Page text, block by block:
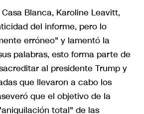
Blanca, Karoline Leavitt,
del informe, pero lo
erróneo" y lamentó la
palabras, esto forma parte de
al presidente Trump y
que llevaron a cabo los
que el objetivo de la
total" de las